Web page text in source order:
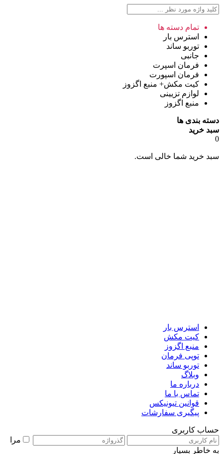
تمام دسته ها
استرس بار
توربو ساند
جانبی
فرمان اسپرت
فرمان اسپورت
کیت مکش+ منبع اگزوز
لوازم تزیینی
منبع اگزوز
دسته بندی ها
سبد خرید
0
سبد خرید شما خالی است.
استرس بار
کیت مکش
منبع اگزوز
توپی فرمان
توربو ساند
وبلاگ
درباره ما
تماس با ما
قوانین تیونیکس
پیگیری سفارشات
حساب کاربری
مرا
به خاطر بسپار